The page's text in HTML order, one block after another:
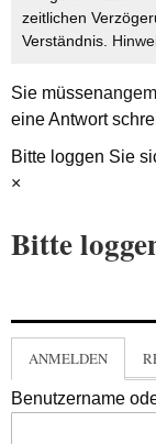
zeitlichen
Verständnis.
Sie müssen
eine Antwort
Bitte loggen Sie
×
Bitte
ANMELDEN
Benutzername